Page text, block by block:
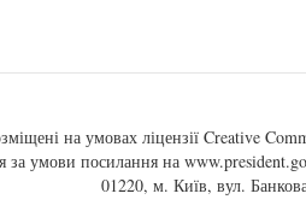
на умовах ліцензії Creative
за умови посилання на
01220, м. Київ, вул.